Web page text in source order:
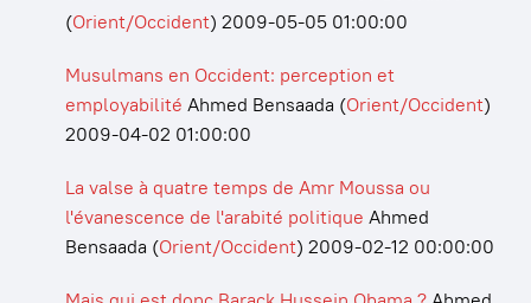
(Orient/Occident) 2009-05-05 01:00:00
Musulmans en Occident: perception et
employabilité Ahmed Bensaada (Orient/Occident)
2009-04-02 01:00:00
La valse à quatre temps de Amr Moussa ou
l'évanescence de l'arabité politique Ahmed
Bensaada (Orient/Occident) 2009-02-12 00:00:00